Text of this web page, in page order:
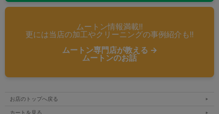
ムートン情報満載!!
更には当店の加工やクリーニングの事例紹介も!!
ムートン専門店が教える →
ムートンのお話
お店のトップへ戻る